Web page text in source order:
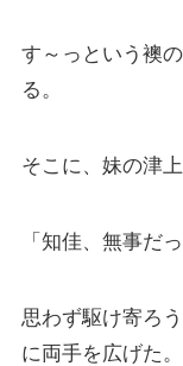
す～っという襖
る。
そこに、妹の津
「知佳、無事だ
思わず駆け寄ろ
に両手を広げた。